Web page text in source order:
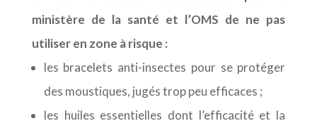
ministère de la santé et l’OMS de ne pas
utiliser en zone à risque :
les bracelets anti-insectes pour se protéger
des moustiques, jugés trop peu efficaces ;
les huiles essentielles dont l’efficacité et la